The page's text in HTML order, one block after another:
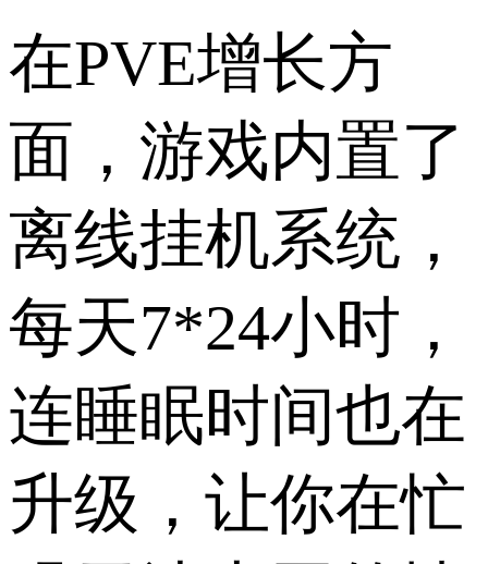
在PVE增长方
面，游戏内置了
离线挂机系统，
每天7*24小时，
连睡眠时间也在
升级，让你在忙